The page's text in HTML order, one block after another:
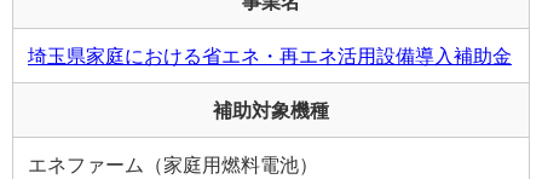
埼玉県家庭における省エネ・再エネ活用設備導入補助金
補助対象機種
エネファーム（家庭用燃料電池）